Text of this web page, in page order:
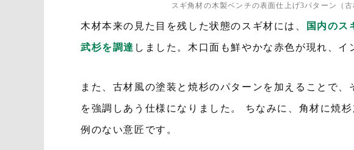
スギ角材の木製ベンチの表面仕上げ3パターン（
木材本来の見た目を残した状態のスギ材には、 国内のス
武杉を調達 しました。木口面も鮮やかな赤色が現れ、イ
また、古材風の塗装と焼杉のパターンを加えることで
を強調しあう仕様になりました。 ちなみに、角材に焼
例のない意匠です。